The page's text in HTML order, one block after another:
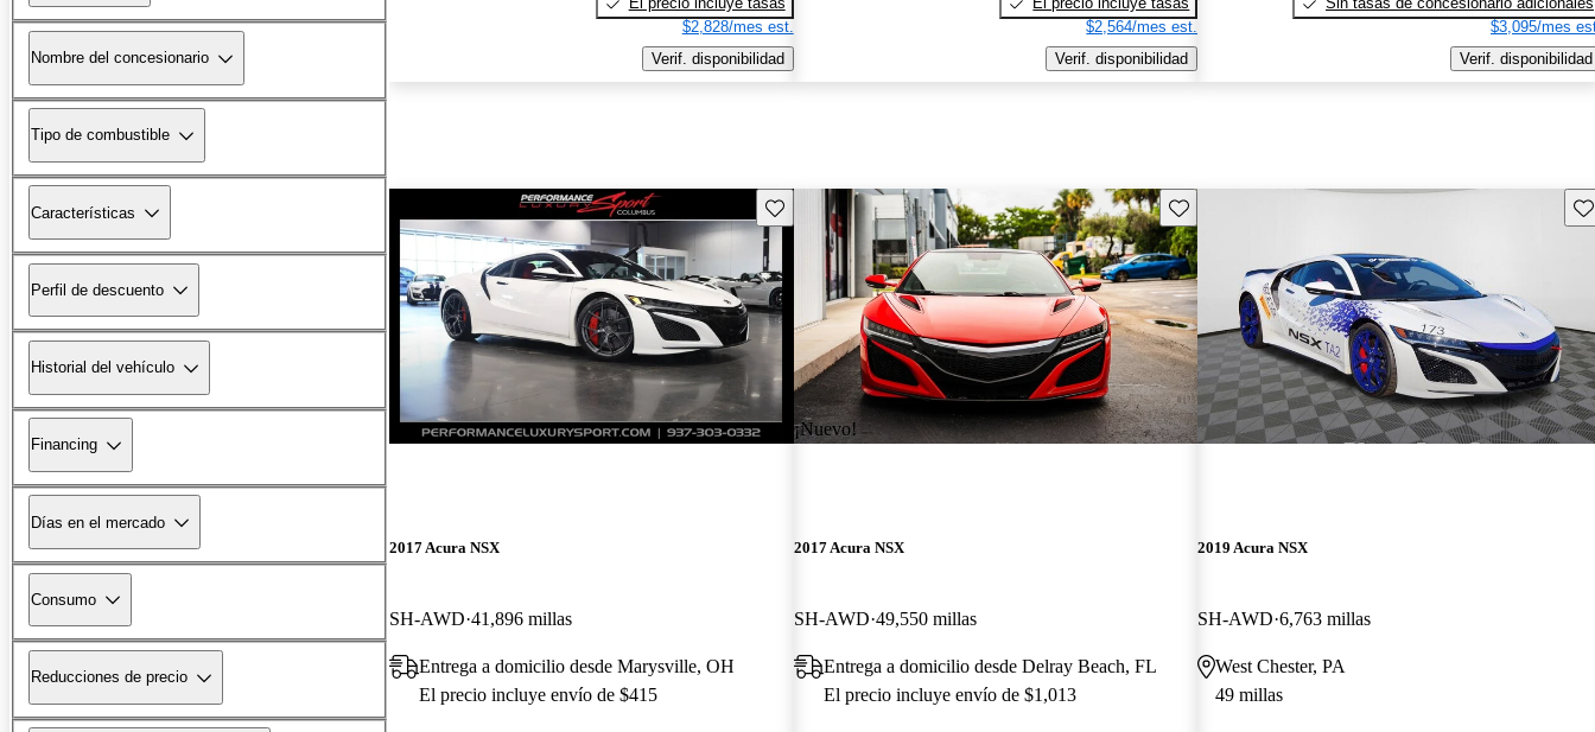
Nombre del concesionario
Tipo de combustible
Características
Perfil de descuento
Historial del vehículo
Financing
Días en el mercado
Consumo
Reducciones de precio
$2,828/mes est.
Verif. disponibilidad
$2,564/mes est.
Verif. disponibilidad
$3,095/mes
Verif. disponibilidad
Guarda este Aviso
2017 Acura NSX
SH-AWD 41,896 millas
Entrega a domicilio desde Marysville, OH
El precio incluye envío de $415
¡Nuevo!
Guarda este Aviso
2017 Acura NSX
SH-AWD 49,550 millas
Entrega a domicilio desde Delray Beach, FL
El precio incluye envío de $1,013
2019 Acura NSX
SH-AWD 6,763 millas
West Chester, PA
49 millas